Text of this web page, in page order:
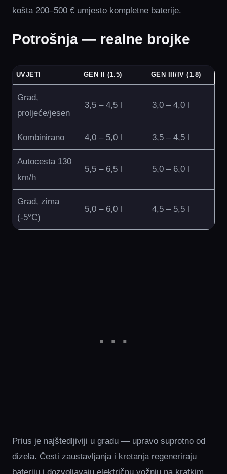
košta 200–500 € umjesto kompletne baterije.
Potrošnja — realne brojke
UVJETI GEN II (1.5) GEN III/IV (1.8)
Grad,
proljeće/jesen
3,5 – 4,5 l 3,0 – 4,0 l
Kombinirano 4,0 – 5,0 l 3,5 – 4,5 l
Autocesta 130
km/h
5,5 – 6,5 l 5,0 – 6,0 l
Grad, zima
(-5°C)
5,0 – 6,0 l 4,5 – 5,5 l
Prius je najštedljiviji u gradu — upravo suprotno od
dizela. Česti zaustavljanja i kretanja regeneriraju
bateriju i dozvoljavaju električnu vožnju na kratkim